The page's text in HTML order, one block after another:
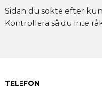
Sidan du sökte efter
Kontrollera så du inte
TELEFON